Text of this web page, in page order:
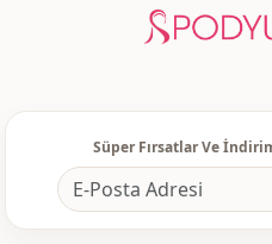
Süper Fırsatlar Ve